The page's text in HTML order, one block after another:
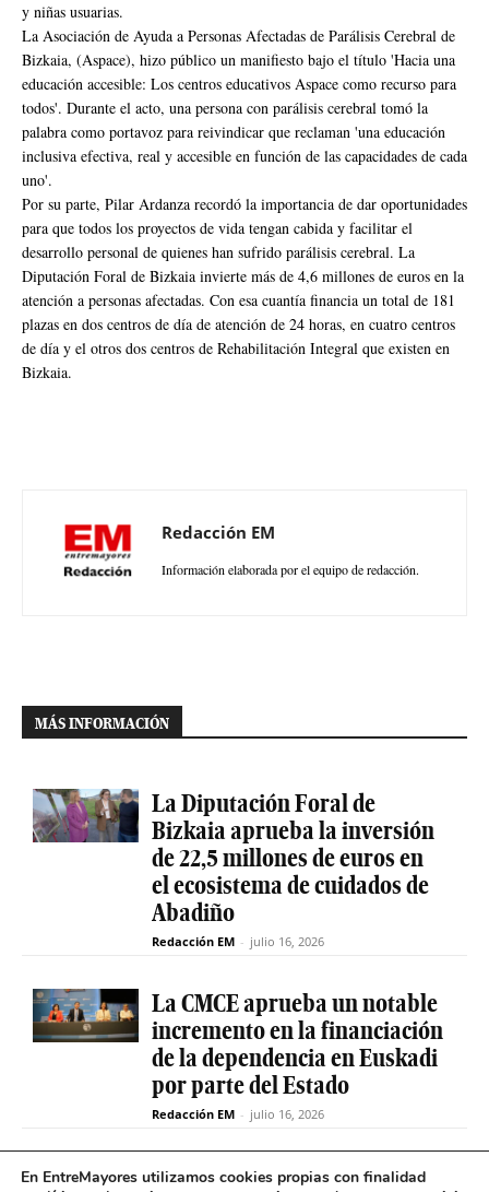
y niñas usuarias.
La Asociación de Ayuda a Personas Afectadas de Parálisis Cerebral de
Bizkaia, (Aspace), hizo público un manifiesto bajo el título 'Hacia una
educación accesible: Los centros educativos Aspace como recurso para
todos'. Durante el acto, una persona con parálisis cerebral tomó la
palabra como portavoz para reivindicar que reclaman 'una educación
inclusiva efectiva, real y accesible en función de las capacidades de cada
uno'.
Por su parte, Pilar Ardanza recordó la importancia de dar oportunidades
para que todos los proyectos de vida tengan cabida y facilitar el
desarrollo personal de quienes han sufrido parálisis cerebral. La
Diputación Foral de Bizkaia invierte más de 4,6 millones de euros en la
atención a personas afectadas. Con esa cuantía financia un total de 181
plazas en dos centros de día de atención de 24 horas, en cuatro centros
de día y el otros dos centros de Rehabilitación Integral que existen en
Bizkaia.
Redacción EM
Información elaborada por el equipo de redacción.
MÁS INFORMACIÓN
La Diputación Foral de
Bizkaia aprueba la inversión
de 22,5 millones de euros en
el ecosistema de cuidados de
Abadiño
Redacción EM - julio 16, 2026
La CMCE aprueba un notable
incremento en la financiación
de la dependencia en Euskadi
por parte del Estado
Redacción EM - julio 16, 2026
El servicio de teleasistencia
En EntreMayores utilizamos cookies propias con finalidad